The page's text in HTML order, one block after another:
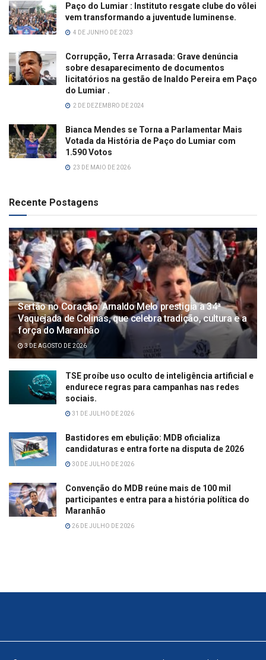
Paço do Lumiar : Instituto resgate clube do vôlei
vem transformando a juventude luminense.
4 DE JUNHO DE 2023
Corrupção, Terra Arrasada: Grave denúncia
sobre desaparecimento de documentos
licitatórios na gestão de Inaldo Pereira em Paço
do Lumiar .
2 DE DEZEMBRO DE 2024
Bianca Mendes se Torna a Parlamentar Mais
Votada da História de Paço do Lumiar com
1.590 Votos
23 DE MAIO DE 2026
Recente Postagens
Sertão no Coração: Arnaldo Melo prestigia a 34ª
Vaquejada de Colinas, que celebra tradição, cultura e a
força do Maranhão
3 DE AGOSTO DE 2026
TSE proíbe uso oculto de inteligência artificial e
endurece regras para campanhas nas redes
sociais.
31 DE JULHO DE 2026
Bastidores em ebulição: MDB oficializa
candidaturas e entra forte na disputa de 2026
30 DE JULHO DE 2026
Convenção do MDB reúne mais de 100 mil
participantes e entra para a história política do
Maranhão
26 DE JULHO DE 2026